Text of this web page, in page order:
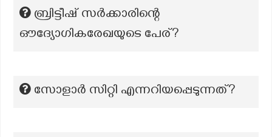
ബ്രിട്ടീഷ് സർക്കാരിന്റെ
ഔദ്യോഗികരേഖയുടെ പേര്?
സോളാർ സിറ്റി എന്നറിയപ്പെടുന്നത്?